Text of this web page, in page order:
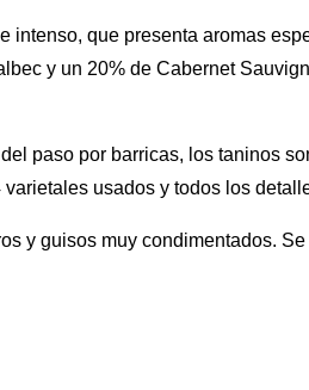
intenso, que presenta aromas
y un 20% de Cabernet
paso por barricas, los taninos
usados y todos los
y guisos muy condimentados. Se